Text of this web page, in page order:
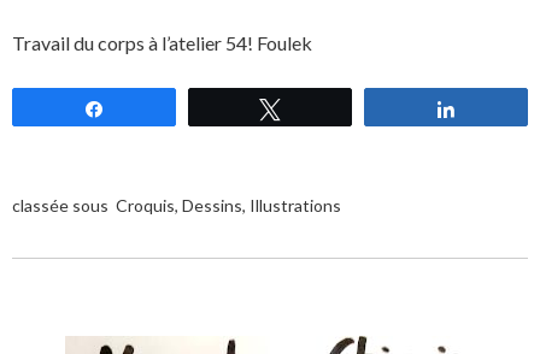
Travail du corps à l’atelier 54! Foulek
classée sous Croquis, Dessins, Illustrations